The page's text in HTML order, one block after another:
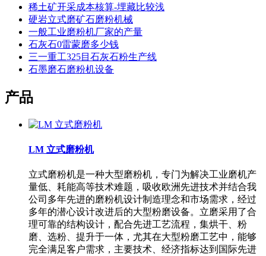
稀土矿开采成本核算-埋藏比较浅
硬岩立式磨矿石磨粉机械
一般工业磨粉机厂家的产量
石灰石0雷蒙磨多少钱
三一重工325目石灰石粉生产线
石墨磨石磨粉机设备
产品
LM 立式磨粉机
立式磨粉机是一种大型磨粉机，专门为解决工业磨机产
量低、耗能高等技术难题，吸收欧洲先进技术并结合我
公司多年先进的磨粉机设计制造理念和市场需求，经过
多年的潜心设计改进后的大型粉磨设备。立磨采用了合
理可靠的结构设计，配合先进工艺流程，集烘干、粉
磨、选粉、提升于一体，尤其在大型粉磨工艺中，能够
完全满足客户需求，主要技术、经济指标达到国际先进